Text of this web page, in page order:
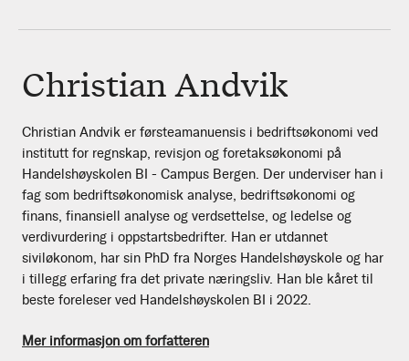
Christian Andvik
Christian Andvik er førsteamanuensis i bedriftsøkonomi ved
institutt for regnskap, revisjon og foretaksøkonomi på
Handelshøyskolen BI - Campus Bergen. Der underviser han i
fag som bedriftsøkonomisk analyse, bedriftsøkonomi og
finans, finansiell analyse og verdsettelse, og ledelse og
verdivurdering i oppstartsbedrifter. Han er utdannet
siviløkonom, har sin PhD fra Norges Handelshøyskole og har
i tillegg erfaring fra det private næringsliv. Han ble kåret til
beste foreleser ved Handelshøyskolen BI i 2022.
Mer informasjon om forfatteren